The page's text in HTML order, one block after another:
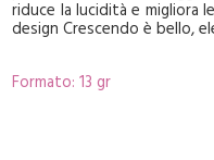
riduce la lucidità e migliora
design Crescendo è bello,
Formato: 13 gr